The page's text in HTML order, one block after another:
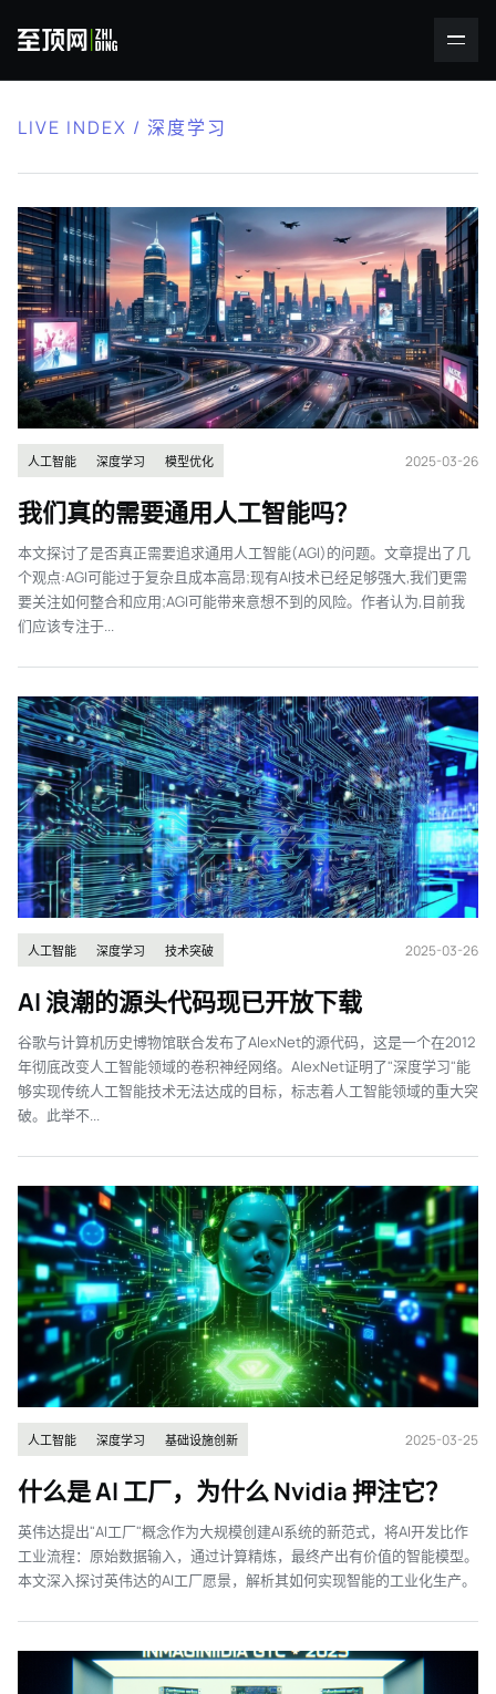
LIVE INDEX / 深度学习
人工智能 深度学习 模型优化 2025-03-26
我们真的需要通用人工智能吗？
本文探讨了是否真正需要追求通用人工智能(AGI)的问题。文章提出了几
个观点:AGI可能过于复杂且成本高昂;现有AI技术已经足够强大,我们更需
要关注如何整合和应用;AGI可能带来意想不到的风险。作者认为,目前我
们应该专注于...
人工智能 深度学习 技术突破 2025-03-26
AI 浪潮的源头代码现已开放下载
谷歌与计算机历史博物馆联合发布了AlexNet的源代码，这是一个在2012
年彻底改变人工智能领域的卷积神经网络。AlexNet证明了"深度学习"能
够实现传统人工智能技术无法达成的目标，标志着人工智能领域的重大突
破。此举不...
人工智能 深度学习 基础设施创新 2025-03-25
什么是 AI 工厂，为什么 Nvidia 押注它？
英伟达提出"AI工厂"概念作为大规模创建AI系统的新范式，将AI开发比作
工业流程：原始数据输入，通过计算精炼，最终产出有价值的智能模型。
本文深入探讨英伟达的AI工厂愿景，解析其如何实现智能的工业化生产。